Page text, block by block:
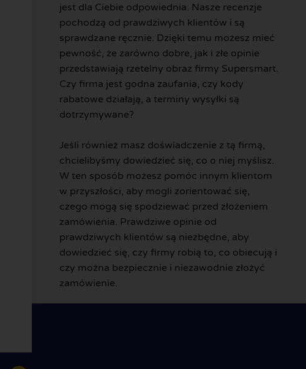
jest dla Ciebie odpowiednia. Nasze recenzje
pochodzą od prawdziwych klientów i są
sprawdzane ręcznie. Dzięki temu możesz mieć
pewność, że zarówno dobre, jak i złe opinie
przedstawiają rzetelny obraz firmy Supersmart.
Czy firma jest godna zaufania, czy kody
rabatowe działają, a terminy wysyłki są
dotrzymywane?
Jeśli również masz doświadczenie z tą firmą,
chcielibyśmy dowiedzieć się, co o niej myślisz.
W ten sposób możesz pomóc innym klientom
w przyszłości, aby mogli zorientować się,
czego mogą się spodziewać przed złożeniem
zamówienia. Prawdziwe opinie od
prawdziwych klientów są niezbędne, aby
dowiedzieć się, czy firmy robią to, co obiecują i
czy można bezpiecznie i niezawodnie złożyć
zamówienie.